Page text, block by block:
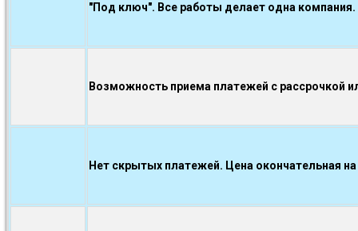
"Под ключ". Все работы делает одна компания.
Возможность приема платежей с рассрочкой
Нет скрытых платежей. Цена окончательная